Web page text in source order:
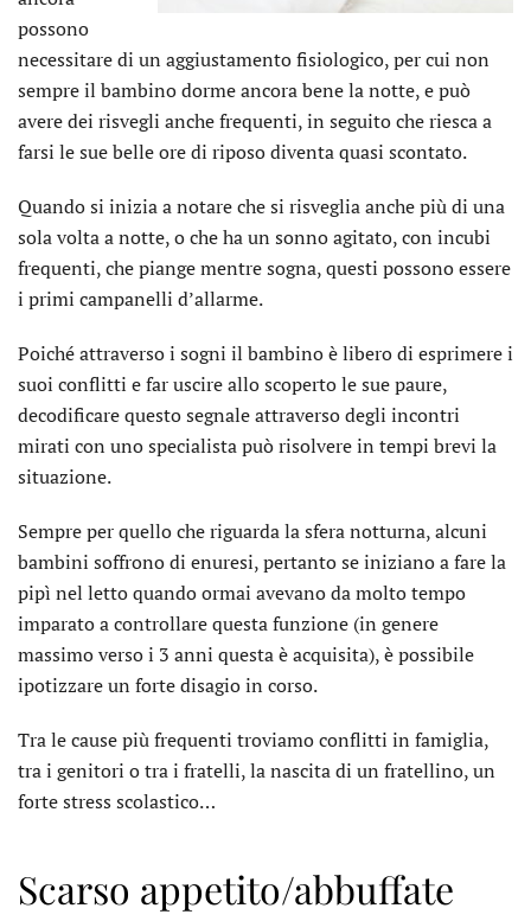
possono
necessitare di un aggiustamento fisiologico, per cui non
sempre il bambino dorme ancora bene la notte, e può
avere dei risvegli anche frequenti, in seguito che riesca a
farsi le sue belle ore di riposo diventa quasi scontato.
Quando si inizia a notare che si risveglia anche più di una
sola volta a notte, o che ha un sonno agitato, con incubi
frequenti, che piange mentre sogna, questi possono essere
i primi campanelli d’allarme.
Poiché attraverso i sogni il bambino è libero di esprimere i
suoi conflitti e far uscire allo scoperto le sue paure,
decodificare questo segnale attraverso degli incontri
mirati con uno specialista può risolvere in tempi brevi la
situazione.
Sempre per quello che riguarda la sfera notturna, alcuni
bambini soffrono di enuresi, pertanto se iniziano a fare la
pipì nel letto quando ormai avevano da molto tempo
imparato a controllare questa funzione (in genere
massimo verso i 3 anni questa è acquisita), è possibile
ipotizzare un forte disagio in corso.
Tra le cause più frequenti troviamo conflitti in famiglia,
tra i genitori o tra i fratelli, la nascita di un fratellino, un
forte stress scolastico…
Scarso appetito/abbuffate